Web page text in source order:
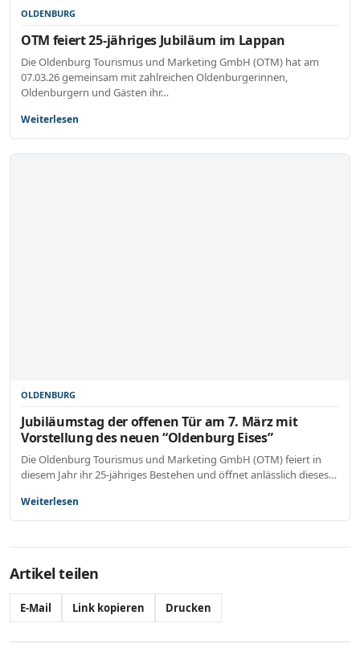
OLDENBURG
OTM feiert 25-jähriges Jubiläum im Lappan
Die Oldenburg Tourismus und Marketing GmbH (OTM) hat am
07.03.26 gemeinsam mit zahlreichen Oldenburgerinnen,
Oldenburgern und Gästen ihr…
Weiterlesen
OLDENBURG
Jubiläumstag der offenen Tür am 7. März mit
Vorstellung des neuen “Oldenburg Eises”
Die Oldenburg Tourismus und Marketing GmbH (OTM) feiert in
diesem Jahr ihr 25-jähriges Bestehen und öffnet anlässlich dieses…
Weiterlesen
Artikel teilen
E-Mail Link kopieren Drucken